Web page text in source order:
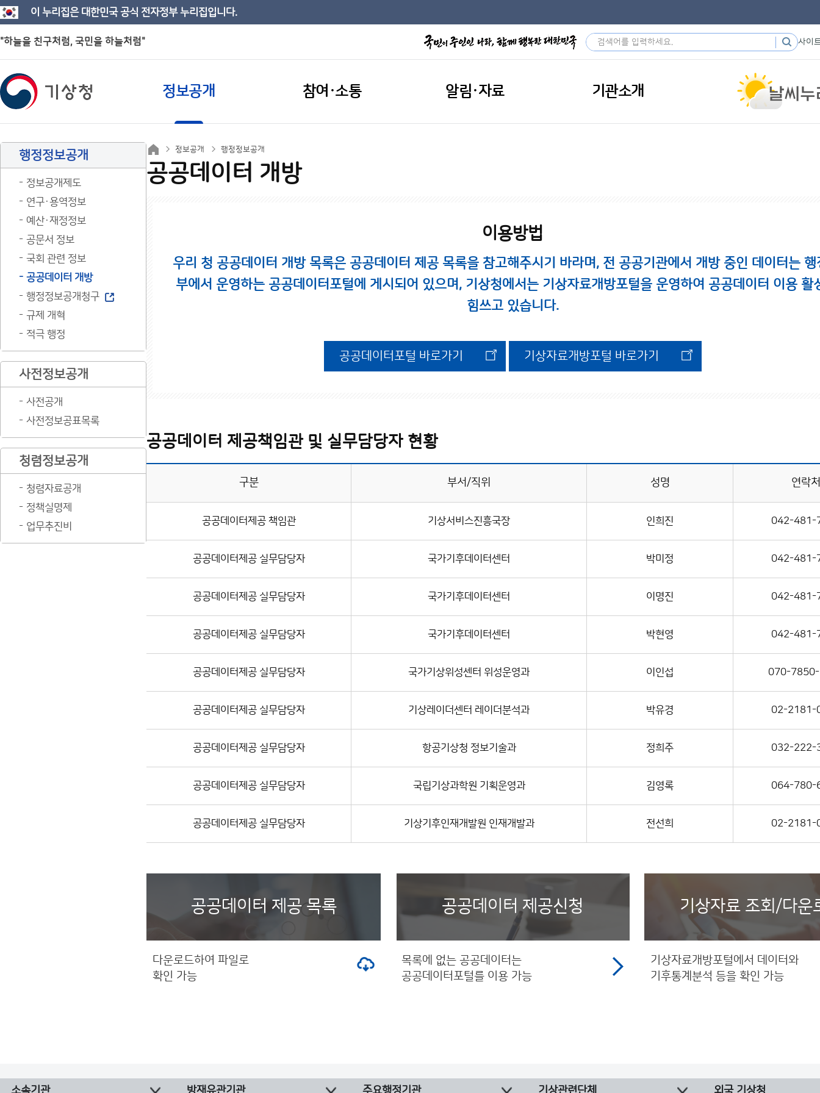
이 누리집은 대한민국 공식 전자정부 누리집입니다.
"하늘을 친구처럼, 국민을 하늘처럼" 사이
정보공개 참여·소통 알림·자료 기관소개
행정정보공개
정보공개제도
연구·용역정보
예산·재정정보
공문서 정보
국회 관련 정보
공공데이터 개방
행정정보공개청구
규제 개혁
적극 행정
사전정보공개
사전공개
사전정보공표목록
청렴정보공개
청렴자료공개
정책실명제
업무추진비
정보공개 행정정보공개
공공데이터 개방
이용방법
우리 청 공공데이터 개방 목록은 공공데이터 제공 목록을 참고해주시기 바라며, 전 공공기관에서 개방 중인 데이터는 행
부에서 운영하는 공공데이터포털에 게시되어 있으며, 기상청에서는 기상자료개방포털을 운영하여 공공데이터 이용 활
힘쓰고 있습니다.
공공데이터포털 바로가기 기상자료개방포털 바로가기
공공데이터 제공책임관 및 실무담당자 현황
구분 부서/직위 성명 연락처
공공데이터제공 책임관 기상서비스진흥국장 인희진 042-481-
공공데이터제공 실무담당자 국가기후데이터센터 박미정 042-481-
공공데이터제공 실무담당자 국가기후데이터센터 이명진 042-481-
공공데이터제공 실무담당자 국가기후데이터센터 박현영 042-481-
공공데이터제공 실무담당자 국가기상위성센터 위성운영과 이인섭 070-
공공데이터제공 실무담당자 기상레이더센터 레이더분석과 박유경 02-2181-
공공데이터제공 실무담당자 항공기상청 정보기술과 정희주 032-222-
공공데이터제공 실무담당자 국립기상과학원 기획운영과 김영록 064-780-
공공데이터제공 실무담당자 기상기후인재개발원 인재개발과 전선희 02-2181-
공공데이터 제공 목록
다운로드하여 파일로
확인 가능
공공데이터 제공신청
목록에 없는 공공데이터는
공공데이터포털를 이용 가능
기상자료 조회/다운
기상자료개방포털에서 데이터와
기후통계분석 등을 확인 가능
소속기관 방재유관기관 주요행정기관 기상관련단체 외국 기상청